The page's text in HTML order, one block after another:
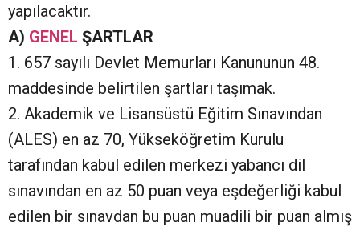
yapılacaktır.
A) GENEL ŞARTLAR
1. 657 sayılı Devlet Memurları Kanununun 48.
maddesinde belirtilen şartları taşımak.
2. Akademik ve Lisansüstü Eğitim Sınavından
(ALES) en az 70, Yükseköğretim Kurulu
tarafından kabul edilen merkezi yabancı dil
sınavından en az 50 puan veya eşdeğerliği kabul
edilen bir sınavdan bu puan muadili bir puan almış